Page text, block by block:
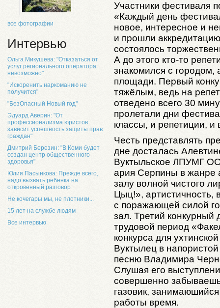
все фотографии
Интервью
Ольга Микушева: "Отказаться от
услуг регионального оператора
невозможно"
"Искоренить наркоманию не
получится"
"БезОпасный Новый год"
Эдуард Аверин: "От
профессионализма юристов
зависит успешность защиты прав
граждан"
Дмитрий Березин: "В Коми будет
создан центр общественного
здоровья"
Юлия Пасынкова: Прежде всего,
надо вызвать ребенка на
откровенный разговор
Не кочегары мы, не плотники...
15 лет на службе людям
Все интервью
Участники фестиваля
«Каждый день
новое, интересное и
и прошли
состоялось
А до этого кто-то
знакомился с городом,
площади. Первый
тяжёлым, ведь на
отведено всего 30
пролетали дни
классы, и репетиции,
Честь представлять
дне досталась
Вуктыльское ЛПУМГ
ария Серпины в жанре
залу волной чистого
Цыц!», артистичность,
с поражающей силой
зал. Третий
трудовой период
конкурса для
Вуктылец в
песню Владимира
Слушая его
совершенно
газовик,
работы время.